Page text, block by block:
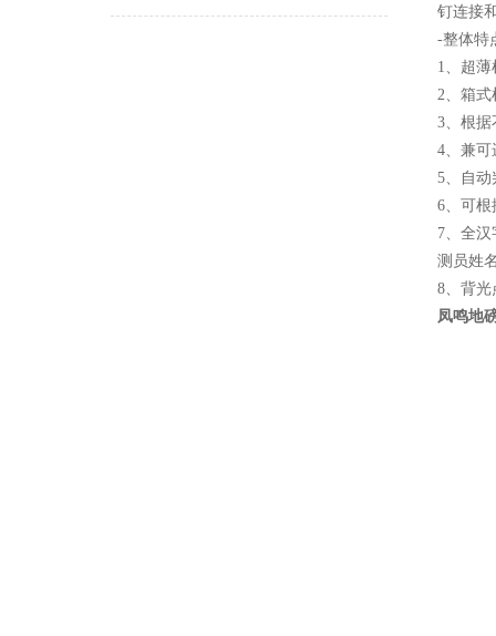
钉连接
-整体特
1、超
2、箱式
3、根
4、兼可
5、自动
6、可根
7、全
测员姓
8、背光
凤鸣地